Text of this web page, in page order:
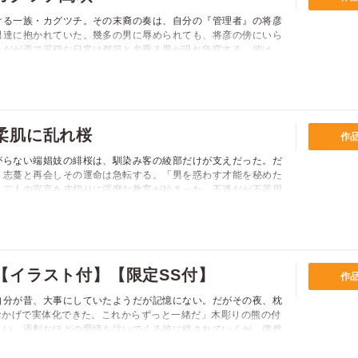
一族・カグツチ。その末裔の奏は、自分の『管理者』の将彦
に抱かれていた。幾多の男に辱められても、将彦の傍にいら
が歪で平穏な日常は都築と名乗る男が現れ急変する。彼は
肌に乱れ桜
ない端娼妓の緋桜は、馴染み客の綾部だけが支えだった。だ
蔓と再会しその運命は急転する。「男を惑わす才能を秘めた
人の宣言を皮切りに淫靡な教育が始まった。不遜だが不器用
作
ラスト付】【限定SS付】
が昔、大事にしていたようだが記憶にない。だがその夜、枕
げで実体化できた。これからずっと一緒だ」木彫りの熊の付
。過剰なほどの愛情を注いでくる彼に絆されていくが、偶然
作